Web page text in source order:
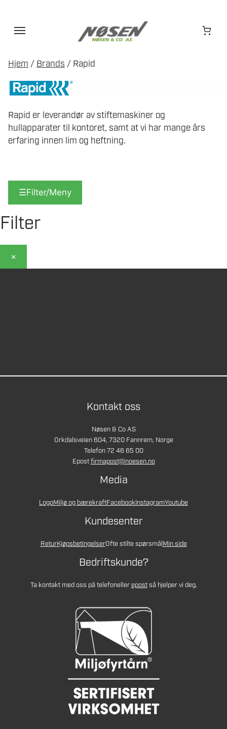
Hjem / Brands / Rapid
Rapid er leverandør av stiftemaskiner og
hullapparater til kontoret, samt at vi har mange års
erfaring innen lim og heftning.
☰Filter/Meny
Filter
×
Kontakt oss
Nøsen & Co AS
Orkdalsveien 604, 7320 Fannrem, Norge
Telefon 72 46 65 00
Epostfirmapost@noesen.no
Media
LogoMiljø og bærekraftFacebookInstagramYoutube
Kundesenter
ReturKjøpsbetingelserOfte stilte spørsmålMin side
Bedriftskunde?
Ta kontakt med oss på telefonellerepostså hjelper vi deg.